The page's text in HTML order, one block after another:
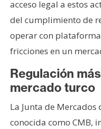
acceso legal a estos
del cumplimiento de
operar con
fricciones en un
Regulación
mercado turco
La Junta de
conocida como CMB,